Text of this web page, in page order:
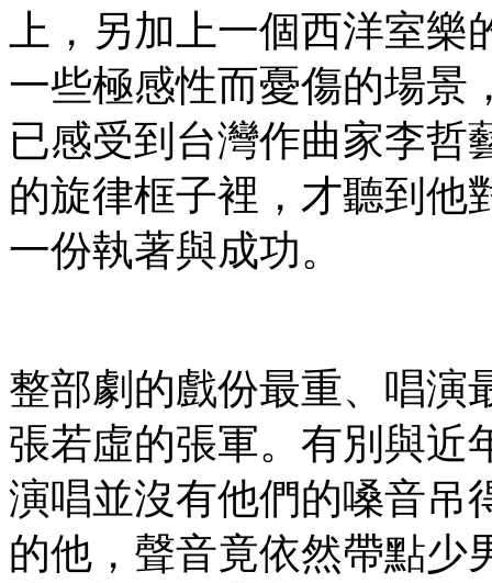
上，另加上一個西洋室
一些極感性而憂傷的場景
已感受到台灣作曲家李哲
的旋律框子裡，才聽到他
一份執著與成功。
整部劇的戲份最重、唱演
張若虛的張軍。有別與近
演唱並沒有他們的嗓音吊
的他，聲音竟依然帶點少